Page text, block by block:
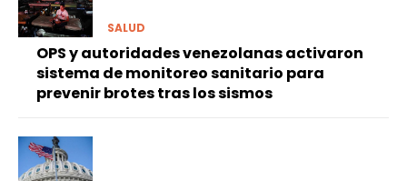
SALUD
OPS y autoridades venezolanas activaron
sistema de monitoreo sanitario para
prevenir brotes tras los sismos